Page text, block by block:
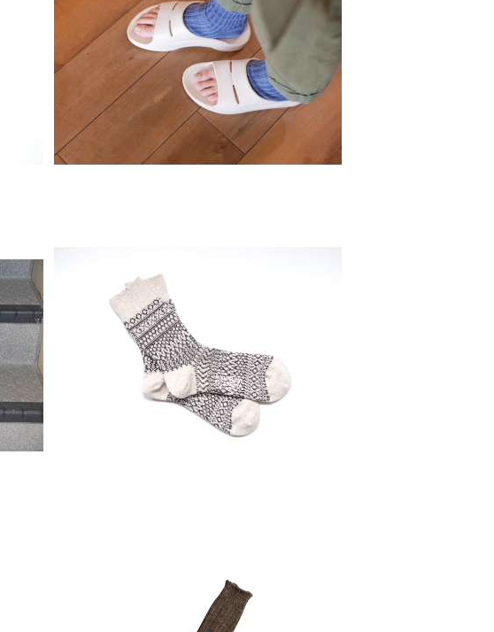
【フリーサイズ】 リネンリブサンダルソックス /
NISHIGUCHI KUTSUSHITA
¥1,870
【Mサイズ】ウールジャガードソックス /NISHI
GUCHI KUTSUSHITA
¥2,090